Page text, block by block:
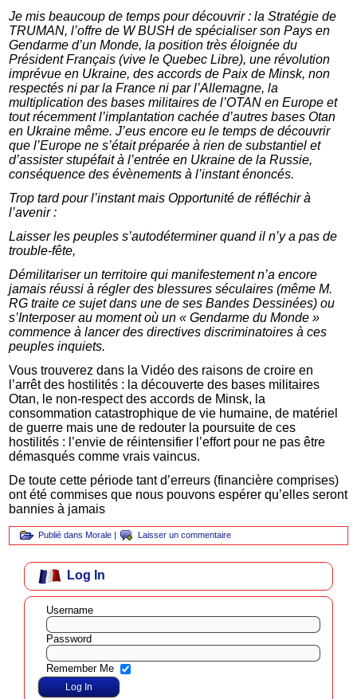
Je mis beaucoup de temps pour découvrir : la Stratégie de
TRUMAN, l’offre de W BUSH de spécialiser son Pays en
Gendarme d’un Monde, la position très éloignée du
Président Français (vive le Quebec Libre), une révolution
imprévue en Ukraine, des accords de Paix de Minsk, non
respectés ni par la France ni par l’Allemagne, la
multiplication des bases militaires de l’OTAN en Europe et
tout récemment l’implantation cachée d’autres bases Otan
en Ukraine même. J’eus encore eu le temps de découvrir
que l’Europe ne s’était préparée à rien de substantiel et
d’assister stupéfait à l’entrée en Ukraine de la Russie,
conséquence des évènements à l’instant énoncés.
Trop tard pour l’instant mais Opportunité de réfléchir à
l’avenir :
Laisser les peuples s’autodéterminer quand il n’y a pas de
trouble-fête,
Démilitariser un territoire qui manifestement n’a encore
jamais réussi à régler des blessures séculaires (même M.
RG traite ce sujet dans une de ses Bandes Dessinées) ou
s’Interposer au moment où un « Gendarme du Monde »
commence à lancer des directives discriminatoires à ces
peuples inquiets.
Vous trouverez dans la Vidéo des raisons de croire en
l’arrêt des hostilités : la découverte des bases militaires
Otan, le non-respect des accords de Minsk, la
consommation catastrophique de vie humaine, de matériel
de guerre mais une de redouter la poursuite de ces
hostilités : l’envie de réintensifier l’effort pour ne pas être
démasqués comme vrais vaincus.
De toute cette période tant d’erreurs (financière comprises)
ont été commises que nous pouvons espérer qu’elles seront
bannies à jamais
Publié dans Morale | Laisser un commentaire
Log In
Username
Password
Remember Me